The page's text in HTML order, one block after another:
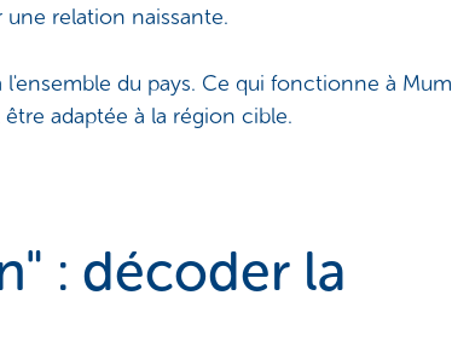
relation naissante.
du pays. Ce qui fonctionne à
adaptée à la région cible.
: décoder la